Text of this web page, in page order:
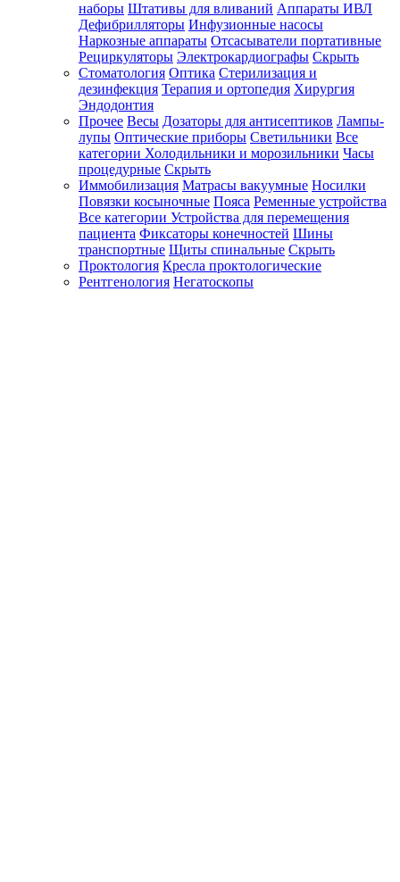
наборы Штативы для вливаний Аппараты ИВЛ
Дефибрилляторы Инфузионные насосы
Наркозные аппараты Отсасыватели портативные
Рециркуляторы Электрокардиографы Скрыть
Стоматология Оптика Стерилизация и
дезинфекция Терапия и ортопедия Хирургия
Эндодонтия
Прочее Весы Дозаторы для антисептиков Лампы-
лупы Оптические приборы Светильники Все
категории Холодильники и морозильники Часы
процедурные Скрыть
Иммобилизация Матрасы вакуумные Носилки
Повязки косыночные Пояса Ременные устройства
Все категории Устройства для перемещения
пациента Фиксаторы конечностей Шины
транспортные Щиты спинальные Скрыть
Проктология Кресла проктологические
Рентгенология Негатоскопы